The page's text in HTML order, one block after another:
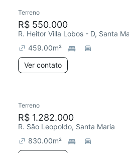
Terreno
R$ 550.000
R. Heitor Villa Lobos - D, Santa
459.00m²
Ver contato
Terreno
R$ 1.282.000
R. São Leopoldo, Santa Maria
830.00m²